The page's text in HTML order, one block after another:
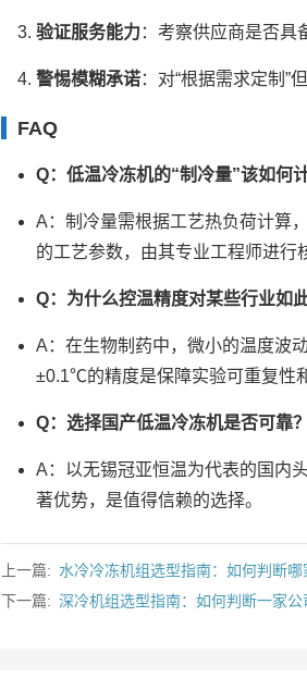
验证服务能力：考察供应商是否具
警惕模糊承诺：对“根据需求定制”
FAQ
Q：低温冷冻机的“制冷量”该如何计
A：制冷量需根据工艺热负荷计算
的工艺参数，由其专业工程师进行
Q：为什么控温精度对某些行业如此
A：在生物制药中，微小的温度波
±0.1℃的精度是保障实验可重复性
Q：选择国产低温冷冻机是否可靠？
A：以无锡冠亚恒温为代表的国内
著优势，是值得信赖的选择。
上一篇: 水冷冷冻机组选型指南：如何判断
下一篇: 深冷机组选型指南：如何判断一家公